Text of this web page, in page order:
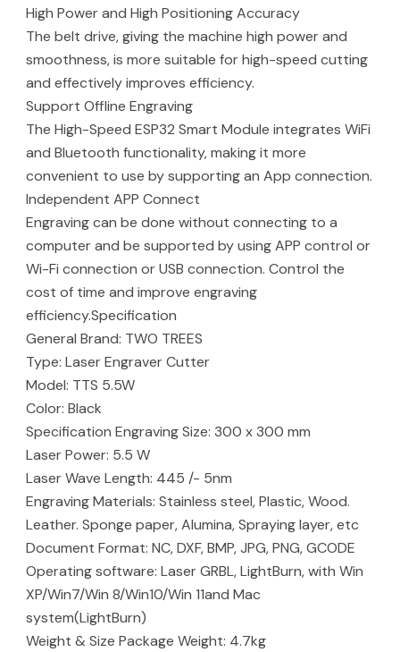
High Power and High Positioning Accuracy
The belt drive, giving the machine high power and
smoothness, is more suitable for high-speed cutting
and effectively improves efficiency.
Support Offline Engraving
The High-Speed ESP32 Smart Module integrates WiFi
and Bluetooth functionality, making it more
convenient to use by supporting an App connection.
Independent APP Connect
Engraving can be done without connecting to a
computer and be supported by using APP control or
Wi-Fi connection or USB connection. Control the
cost of time and improve engraving
efficiency.Specification
General Brand: TWO TREES
Type: Laser Engraver Cutter
Model: TTS 5.5W
Color: Black
Specification Engraving Size: 300 x 300 mm
Laser Power: 5.5 W
Laser Wave Length: 445 /- 5nm
Engraving Materials: Stainless steel, Plastic, Wood.
Leather. Sponge paper, Alumina, Spraying layer, etc
Document Format: NC, DXF, BMP, JPG, PNG, GCODE
Operating software: Laser GRBL, LightBurn, with Win
XP/Win7/Win 8/Win10/Win 11and Mac
system(LightBurn)
Weight & Size Package Weight: 4.7kg